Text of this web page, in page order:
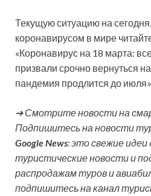
Текущую ситуацию на
коронавирусом в мире
«Коронавирус на 18 марта:
призвали срочно вернуться
пандемия продлится до
➔ Смотрите новости на
Подпишитесь на новости
Google News: это свежие
туристические новости и
распродажам туров и
подпишитесь на канал